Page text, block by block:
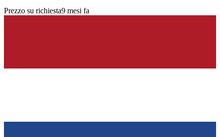
Prezzo su richiesta9 mesi fa